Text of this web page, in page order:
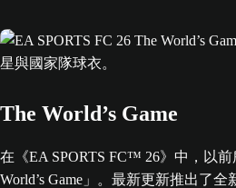
The World’s Game
在《EA SPORTS FC™ 26》中，以
World’s Game」。最新更新推出了